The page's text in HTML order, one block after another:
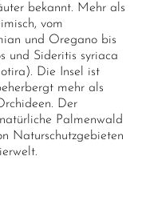
bekannt. Mehr als
vom
und Oregano bis
und Sideritis syriaca
Die Insel ist
mehr als
Der
Palmenwald
Naturschutzgebieten